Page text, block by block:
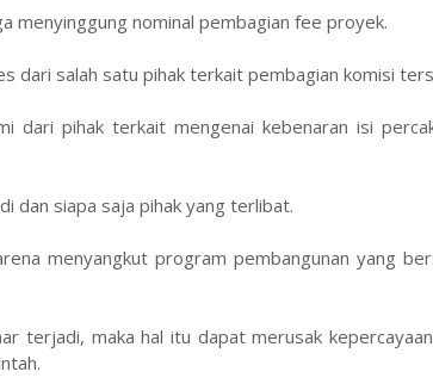
menyinggung nominal pembagian fee proyek.
dari salah satu pihak terkait pembagian komisi
dari pihak terkait mengenai kebenaran isi
dan siapa saja pihak yang terlibat.
menyangkut program pembangunan yang
terjadi, maka hal itu dapat merusak